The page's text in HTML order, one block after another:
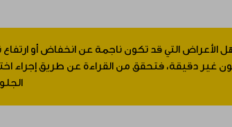
الأعراض التي قد تكون ناجمة عن انخفاض أو
غير دقيقة، فتحقق من القراءة عن طريق إجراء